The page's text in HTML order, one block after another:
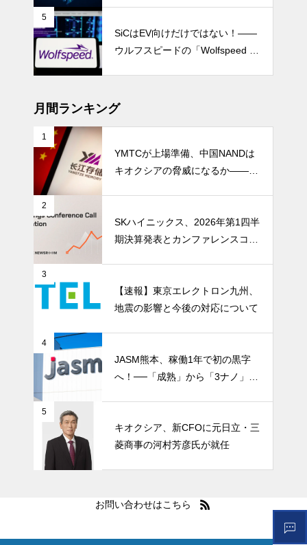
5
SiCはEV向けだけではない！――
ウルフスピードの「Wolfspeed G
月間ランキング
1
YMTCが上場準備、中国NANDは
キオクシアの脅威になるか――AI
2
SKハイニックス、2026年第1四半
期決算発表とカンファレンスコー
3
【速報】東京エレクトロン九州、
地震の影響と今後の対応について
4
JASM熊本、稼働1年で初の黒字
へ！──「成熟」から「3ナノ」へ
5
キオクシア、新CFOに元日立・三
菱商事の河村芳彦氏が就任
お問い合わせはこちら